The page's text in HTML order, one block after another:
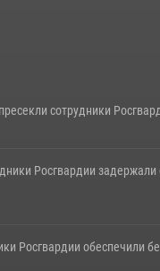
сотрудники
Росгвардии задержали
Росгвардии обеспечили